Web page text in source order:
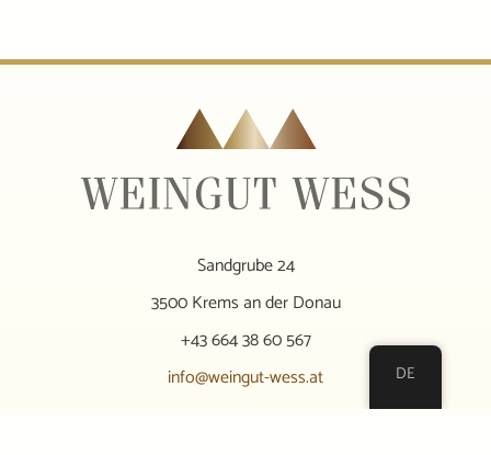
Sandgrube 24
3500 Krems an der Donau
+43 664 38 60 567
info@weingut-wess.at
DE